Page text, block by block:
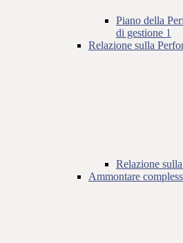
Piano della
di gestione 1
Relazione sulla
Relazione
Ammontare